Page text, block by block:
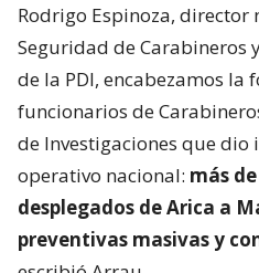
Rodrigo Espinoza, director
Seguridad de Carabineros
de la PDI, encabezamos la
funcionarios de
de Investigaciones que dio
operativo nacional: más
desplegados de Arica a
preventivas masivas y